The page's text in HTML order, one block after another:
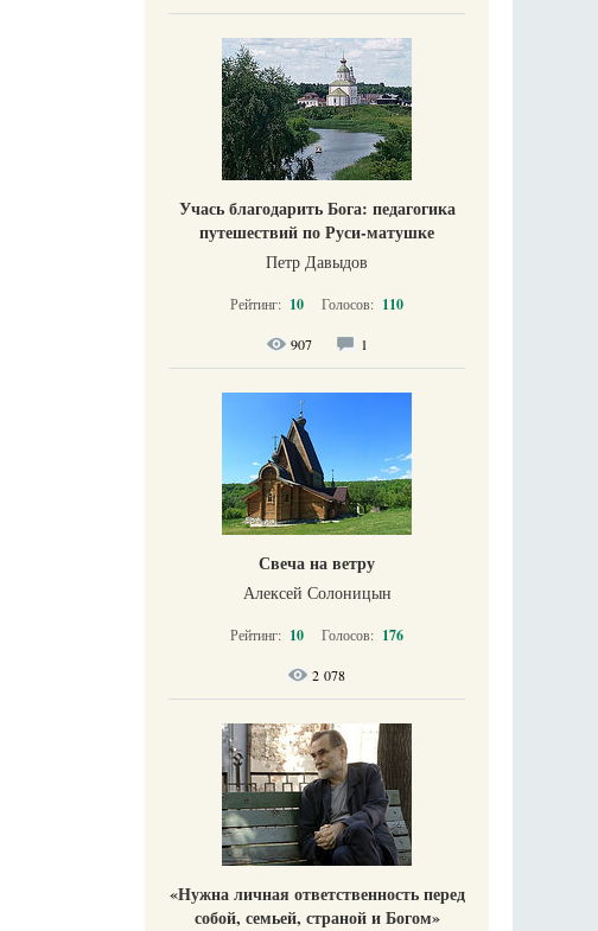
Учась благодарить Бога: педагогика
путешествий по Руси-матушке
Петр Давыдов
Рейтинг: 10 Голосов: 110
907 1
Свеча на ветру
Алексей Солоницын
Рейтинг: 10 Голосов: 176
2 078
«Нужна личная ответственность перед
собой, семьей, страной и Богом»